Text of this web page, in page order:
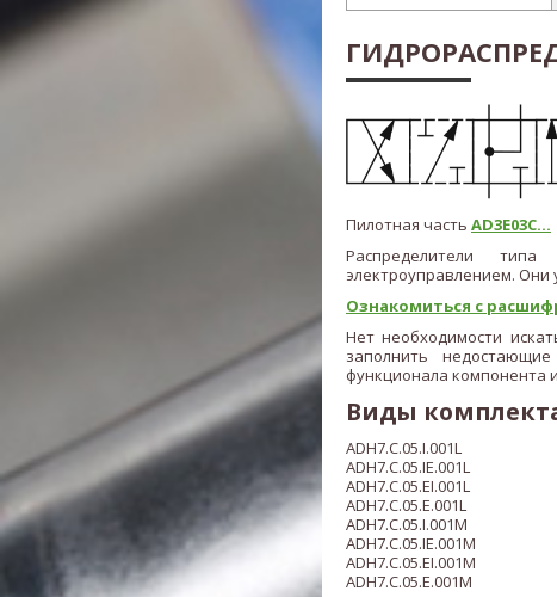
Пилотная часть AD3E03C...
Распределители типа
электроуправлением. Они
Ознакомиться с
Нет необходимости
заполнить
функционала компонента
Виды
ADH7.C.05.I.001L
ADH7.C.05.IE.001L
ADH7.C.05.EI.001L
ADH7.C.05.E.001L
ADH7.C.05.I.001M
ADH7.C.05.IE.001M
ADH7.C.05.EI.001M
ADH7.C.05.E.001M